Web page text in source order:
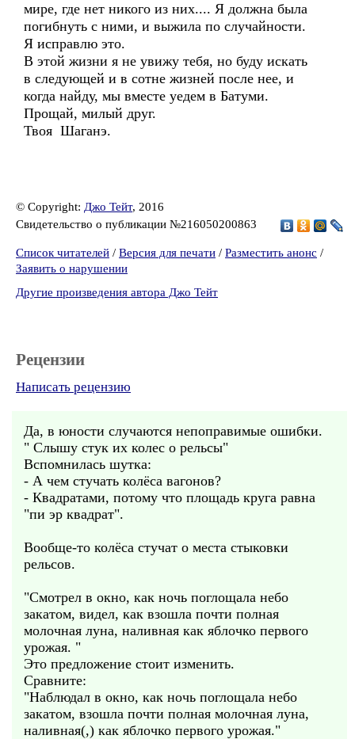
мире, где нет никого из них.... Я должна была
погибнуть с ними, и выжила по случайности.
Я исправлю это.
В этой жизни я не увижу тебя, но буду искать
в следующей и в сотне жизней после нее, и
когда найду, мы вместе уедем в Батуми.
Прощай, милый друг.
Твоя Шаганэ.
© Copyright: Джо Тейт, 2016
Свидетельство о публикации №216050200863
Список читателей / Версия для печати / Разместить анонс /
Заявить о нарушении
Другие произведения автора Джо Тейт
Рецензии
Написать рецензию
Да, в юности случаются непоправимые ошибки.
" Слышу стук их колес о рельсы"
Вспомнилась шутка:
- А чем стучать колёса вагонов?
- Квадратами, потому что площадь круга равна
"пи эр квадрат".
Вообще-то колёса стучат о места стыковки
рельсов.
"Смотрел в окно, как ночь поглощала небо
закатом, видел, как взошла почти полная
молочная луна, наливная как яблочко первого
урожая. "
Это предложение стоит изменить.
Сравните:
"Наблюдал в окно, как ночь поглощала небо
закатом, взошла почти полная молочная луна,
наливная(,) как яблочко первого урожая."